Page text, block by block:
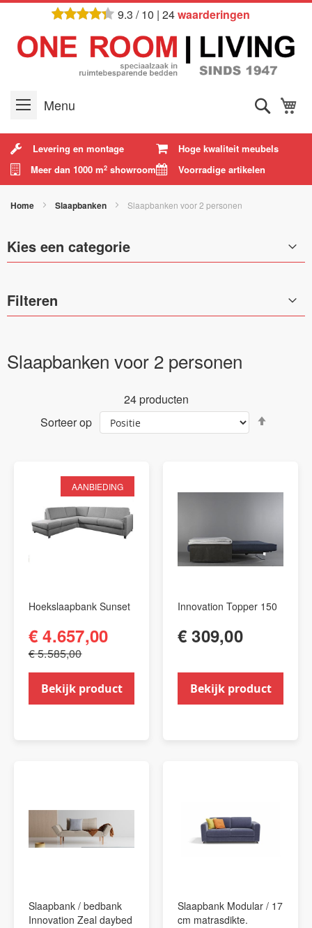
Ga
naar
de
inhoud
9.3 / 10 | 24waarderingen
Menu Zoek
Levering en montage
Hoge kwaliteit meubels
Meer dan 1000 m2 showroom Voorradige artikelen
Home Slaapbanken Slaapbanken voor 2 personen
Slaapbanken voor 2 personen
24producten
Sorteer op
AANBIEDING
Hoekslaapbank Sunset
€ 4.657,00
€ 5.585,00
Bekijk product
Innovation Topper 150
€ 309,00
Bekijk product
Slaapbank / bedbank
Innovation Zeal daybed
Slaapbank Modular / 17
cm matrasdikte.
Kies een categorie
Filteren